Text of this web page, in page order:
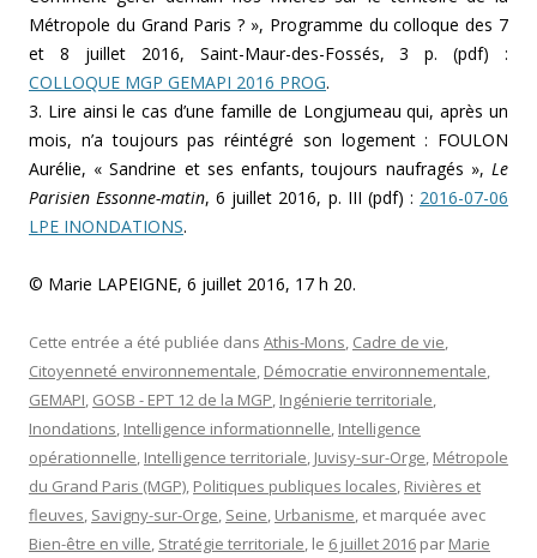
Métropole du Grand Paris ? », Programme du colloque des 7
et 8 juillet 2016, Saint-Maur-des-Fossés, 3 p. (pdf) :
COLLOQUE MGP GEMAPI 2016 PROG.
3. Lire ainsi le cas d’une famille de Longjumeau qui, après un
mois, n’a toujours pas réintégré son logement : FOULON
Aurélie, « Sandrine et ses enfants, toujours naufragés », Le
Parisien Essonne-matin, 6 juillet 2016, p. III (pdf) : 2016-07-06
LPE INONDATIONS.
© Marie LAPEIGNE, 6 juillet 2016, 17 h 20.
Cette entrée a été publiée dans Athis-Mons Cadre de vie
Citoyenneté environnementale Démocratie environnementale
GEMAPI GOSB - EPT 12 de la MGP Ingénierie territoriale
Inondations Intelligence informationnelle Intelligence
opérationnelle Intelligence territoriale Juvisy-sur-Orge Métropole
du Grand Paris (MGP) Politiques publiques locales Rivières et
fleuves Savigny-sur-Orge Seine Urbanisme , et marquée avec
Bien-être en ville Stratégie territoriale , le 6 juillet 2016 par Marie